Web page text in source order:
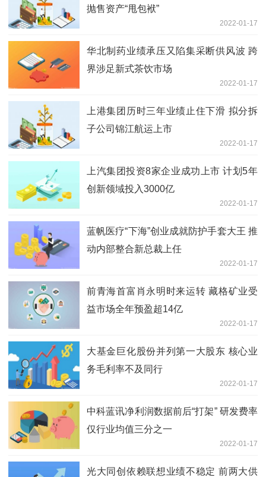
抛售资产“甩包袱”
2022-01-17
华北制药业绩承压又陷集采断供风波 跨
界涉足新式茶饮市场
2022-01-17
上港集团历时三年业绩止住下滑 拟分拆
子公司锦江航运上市
2022-01-17
上汽集团投资8家企业成功上市 计划5年
创新领域投入3000亿
2022-01-17
蓝帆医疗“下海”创业成就防护手套大王 推
动内部整合新总裁上任
2022-01-17
前青海首富肖永明时来运转 藏格矿业受
益市场全年预盈超14亿
2022-01-17
大基金巨化股份并列第一大股东 核心业
务毛利率不及同行
2022-01-17
中科蓝讯净利润数据前后“打架” 研发费率
仅行业均值三分之一
2022-01-17
光大同创依赖联想业绩不稳定 前两大供